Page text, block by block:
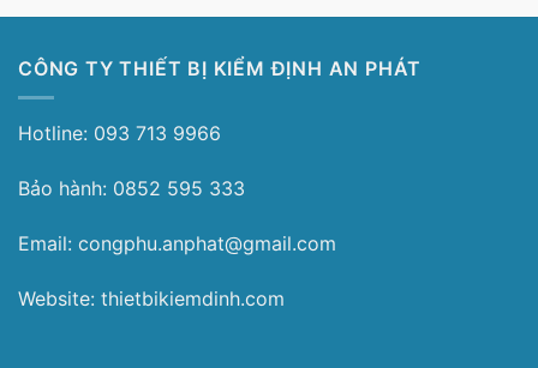
CÔNG TY THIẾT BỊ KIỂM ĐỊNH AN PHÁT
Hotline: 093 713 9966
Bảo hành: 0852 595 333
Email: congphu.anphat@gmail.com
Website: thietbikiemdinh.com